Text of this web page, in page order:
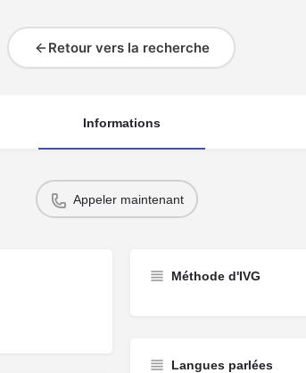
Retour vers la recherche
Informations
Appeler maintenant
Méthode d'IVG
Langues parlées